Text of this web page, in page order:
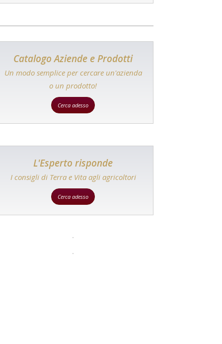
Catalogo Aziende e Prodotti
Un modo semplice per cercare un'azienda
o un prodotto!
Cerca adesso
L'Esperto risponde
I consigli di Terra e Vita agli agricoltori
Cerca adesso